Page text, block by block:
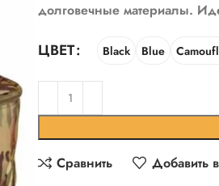
долговечные материалы.
ЦВЕТ Black Blue
Сравнить Добавить